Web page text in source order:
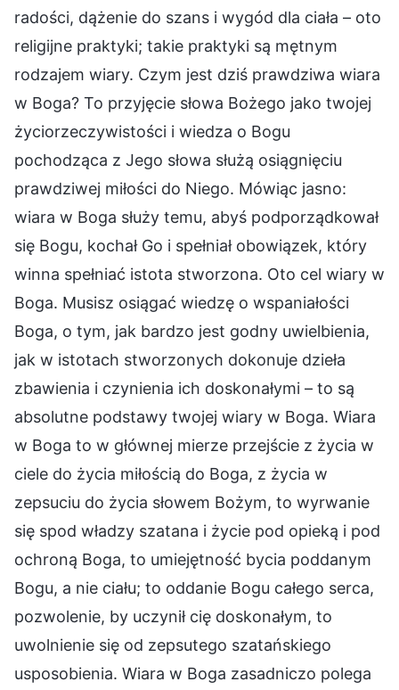
radości, dążenie do szans i wygód dla ciała – oto
religijne praktyki; takie praktyki są mętnym
rodzajem wiary. Czym jest dziś prawdziwa wiara
w Boga? To przyjęcie słowa Bożego jako twojej
życiorzeczywistości i wiedza o Bogu
pochodząca z Jego słowa służą osiągnięciu
prawdziwej miłości do Niego. Mówiąc jasno:
wiara w Boga służy temu, abyś podporządkował
się Bogu, kochał Go i spełniał obowiązek, który
winna spełniać istota stworzona. Oto cel wiary w
Boga. Musisz osiągać wiedzę o wspaniałości
Boga, o tym, jak bardzo jest godny uwielbienia,
jak w istotach stworzonych dokonuje dzieła
zbawienia i czynienia ich doskonałymi – to są
absolutne podstawy twojej wiary w Boga. Wiara
w Boga to w głównej mierze przejście z życia w
ciele do życia miłością do Boga, z życia w
zepsuciu do życia słowem Bożym, to wyrwanie
się spod władzy szatana i życie pod opieką i pod
ochroną Boga, to umiejętność bycia poddanym
Bogu, a nie ciału; to oddanie Bogu całego serca,
pozwolenie, by uczynił cię doskonałym, to
uwolnienie się od zepsutego szatańskiego
usposobienia. Wiara w Boga zasadniczo polega